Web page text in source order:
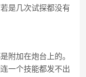
是几次试探都没有
附加在炮台上的。
一个技能都发不出